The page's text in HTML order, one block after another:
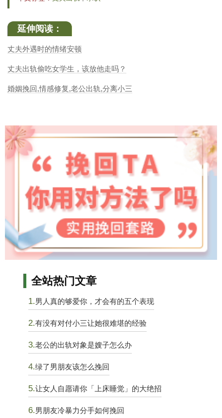
延伸阅读：
丈夫外遇时的情绪安顿
丈夫出轨偷吃女学生，该放他走吗？
婚姻挽回,情感修复,老公出轨,分离小三
全站热门文章
1.男人真的够爱你，才会有的五个表现
2.有没有对付小三让她很难堪的经验
3.老公的出轨对象是嫂子怎么办
4.绿了男朋友该怎么挽回
5.让女人自愿请你「上床睡觉」的大绝招
6.男朋友冷暴力分手如何挽回